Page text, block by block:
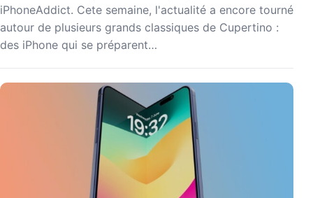
iPhoneAddict. Cete semaine, l'actualité a encore tourné
autour de plusieurs grands classiques de Cupertino :
des iPhone qui se préparent…